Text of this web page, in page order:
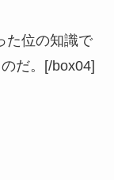
た位の知識で
だ。[/box04]